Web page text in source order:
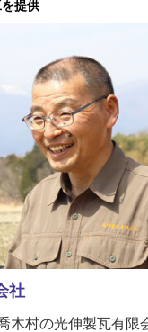
提供
社
木村の光伸製瓦有限